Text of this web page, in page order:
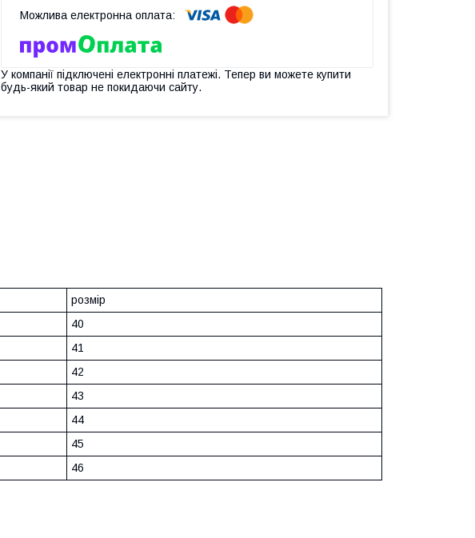
У компанії підключені електронні платежі. Тепер ви можете купити
будь-який товар не покидаючи сайту.
розмір
40
41
42
43
44
45
46